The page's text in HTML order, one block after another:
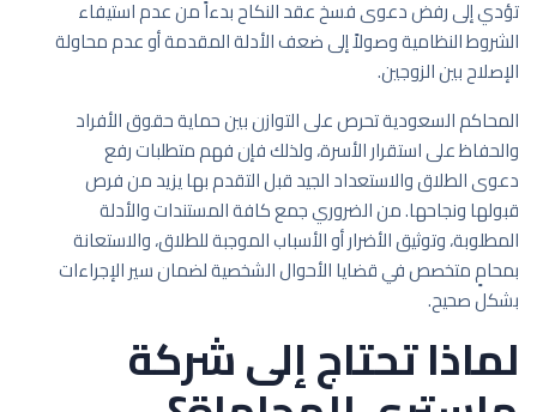
تؤدي إلى رفض دعوى فسخ عقد النكاح بدءاً من عدم استيفاء
الشروط النظامية وصولاً إلى ضعف الأدلة المقدمة أو عدم محاولة
الإصلاح بين الزوجين.
المحاكم السعودية تحرص على التوازن بين حماية حقوق الأفراد
والحفاظ على استقرار الأسرة، ولذلك فإن فهم متطلبات رفع
دعوى الطلاق والاستعداد الجيد قبل التقدم بها يزيد من فرص
قبولها ونجاحها. من الضروري جمع كافة المستندات والأدلة
المطلوبة، وتوثيق الأضرار أو الأسباب الموجبة للطلاق، والاستعانة
بمحامٍ متخصص في قضايا الأحوال الشخصية لضمان سير الإجراءات
بشكل صحيح.
لماذا تحتاج إلى شركة